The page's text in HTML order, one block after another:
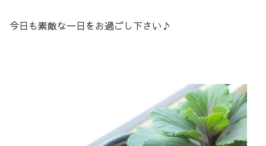
今日も素敵な一日をお過ごし下さい♪